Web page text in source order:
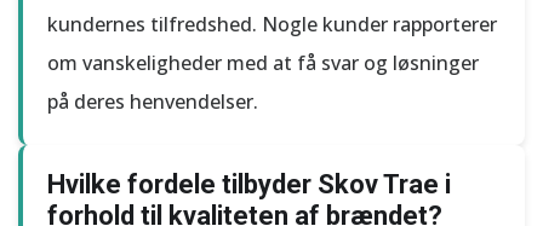
kundernes tilfredshed. Nogle kunder rapporterer
om vanskeligheder med at få svar og løsninger
på deres henvendelser.
Hvilke fordele tilbyder Skov Trae i
forhold til kvaliteten af brændet?